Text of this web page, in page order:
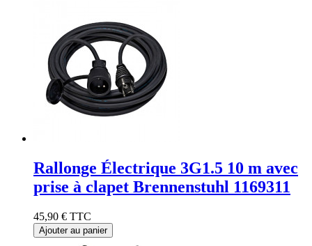
Rallonge Électrique 3G1.5 10 m avec
prise à clapet Brennenstuhl 1169311
45,90 € TTC
Ajouter au panier